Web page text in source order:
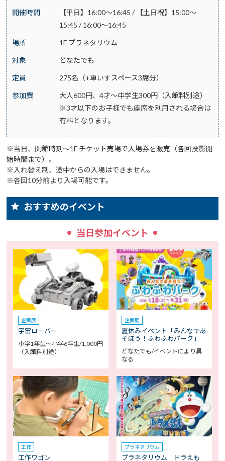
開催時間
【平日】16:00～16:45 / 【土日祝】15:00～
15:45 / 16:00～16:45
場所 1F プラネタリウム
対象 どなたでも
定員 275名（+車いすスペース3席分）
参加費
大人600円、4才～中学生300円（入館料別途）
※3才以下のお子様でも座席を利用される場合は
有料となります。
※当日、開館時刻～1F チケット売場で入場券を販売（各回投影開
始時間まで）。
※入れ替え制、途中からの入場はできません。
※各回10分前より入場可能です。
おすすめのイベント
当日参加イベント
企画展
宇宙ローバー
小学1年生～小学6年生/1,000円
（入館料別途）
企画展
夏休みイベント「みんなであ
そぼう！ふわふわパーク」
どなたでも/イベントにより異
なる
工作
工作ワゴン
プラネタリウム
プラネタリウム ドラえも